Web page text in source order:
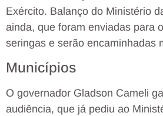
Exército. Balanço do Ministério
ainda, que foram enviadas para
seringas e serão encaminhadas
Municípios
O governador Gladson Cameli
audiência, que já pediu ao